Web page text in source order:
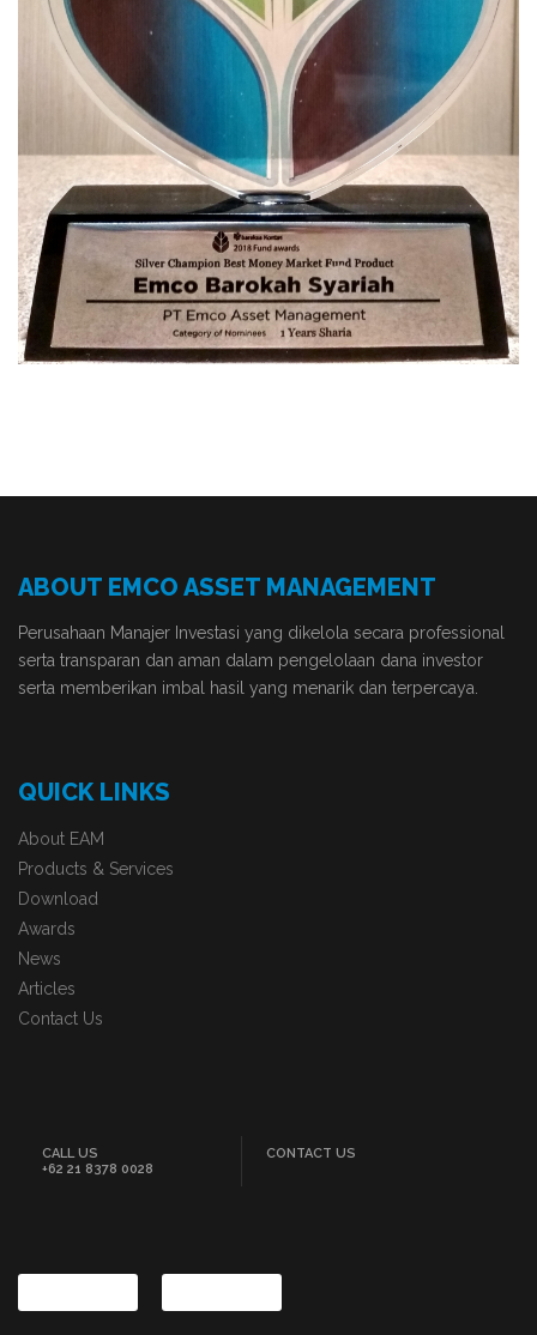
ABOUT EMCO ASSET MANAGEMENT
Perusahaan Manajer Investasi yang dikelola secara professional
serta transparan dan aman dalam pengelolaan dana investor
serta memberikan imbal hasil yang menarik dan terpercaya.
QUICK LINKS
About EAM
Products & Services
Download
Awards
News
Articles
Contact Us
CALL US
+62 21 8378 0028
CONTACT US